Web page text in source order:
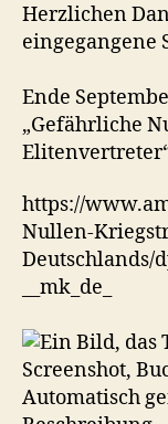
Herzlichen
eingegangene
Ende
„Gefährliche
https://
Nullen-
Deutschlands/
__mk_de_